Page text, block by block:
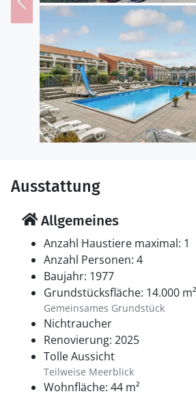
Landschaft von Südfünen beim
Radfahren, unternehmen Sie eine
vorgelagerten Inseln oder
Natur.
Ausstattung
Allgemeines
Anzahl Haustiere maximal: 1
Anzahl Personen: 4
Baujahr: 1977
Grundstücksfläche: 14.000 m²
Gemeinsames Grundstück
Nichtraucher
Renovierung: 2025
Tolle Aussicht
Teilweise Meerblick
Wohnfläche: 44 m²